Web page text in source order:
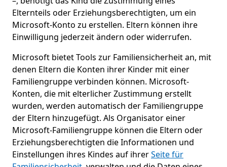
Elternteils oder Erziehungsberechtigten, um ein
Microsoft-Konto zu erstellen. Eltern können ihre
Einwilligung jederzeit ändern oder widerrufen.
Microsoft bietet Tools zur Familiensicherheit an, mit
denen Eltern die Konten ihrer Kinder mit einer
Familiengruppe verbinden können. Microsoft-
Konten, die mit elterlicher Zustimmung erstellt
wurden, werden automatisch der Familiengruppe
der Eltern hinzugefügt. Als Organisator einer
Microsoft-Familiengruppe können die Eltern oder
Erziehungsberechtigten die Informationen und
Einstellungen ihres Kindes auf ihrerSeite für